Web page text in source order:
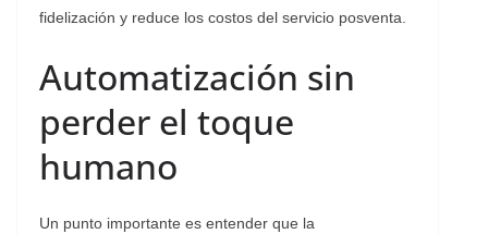
fidelización y reduce los costos del servicio posventa.
Automatización sin
perder el toque
humano
Un punto importante es entender que la